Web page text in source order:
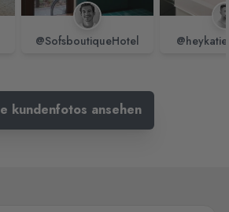
@SofsboutiqueHotel
kundenfotos ansehen